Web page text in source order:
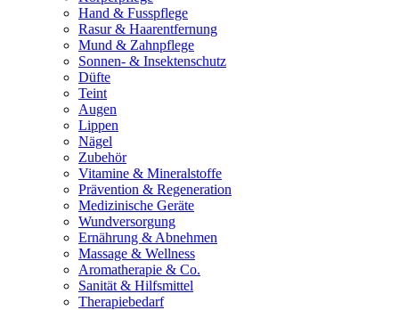
Hand & Fusspflege
Rasur & Haarentfernung
Mund & Zahnpflege
Sonnen- & Insektenschutz
Düfte
Teint
Augen
Lippen
Nägel
Zubehör
Vitamine & Mineralstoffe
Prävention & Regeneration
Medizinische Geräte
Wundversorgung
Ernährung & Abnehmen
Massage & Wellness
Aromatherapie & Co.
Sanität & Hilfsmittel
Therapiebedarf